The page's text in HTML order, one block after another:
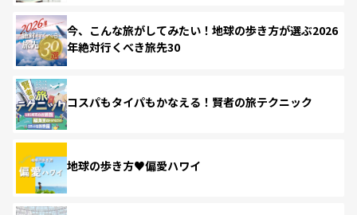
今、こんな旅がしてみたい！地球の歩き方が選ぶ2026
年絶対行くべき旅先30
コスパもタイパもかなえる！賢者の旅テクニック
地球の歩き方♥偏愛ハワイ